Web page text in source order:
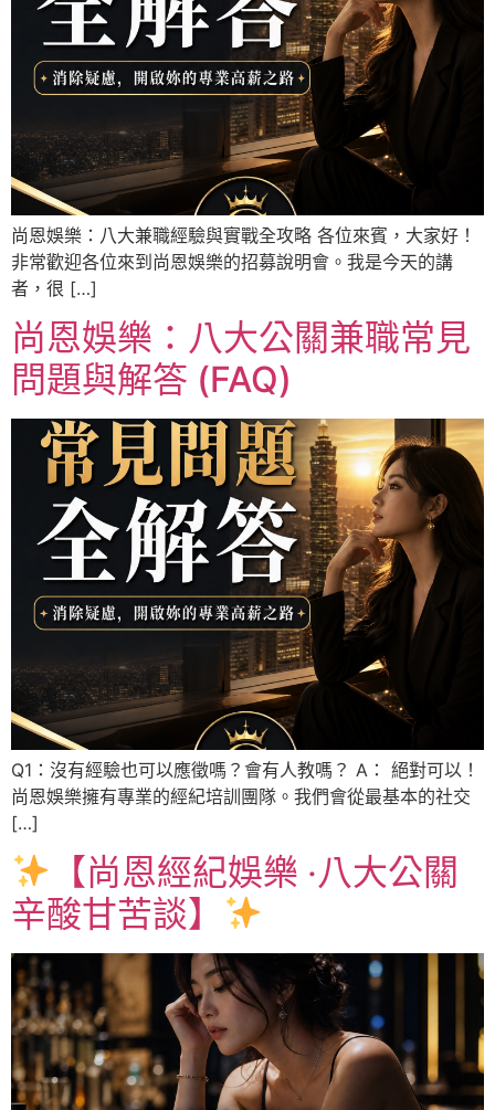
尚恩娛樂：八大兼職經驗與實戰全攻略 各位來賓，大家好！
非常歡迎各位來到尚恩娛樂的招募說明會。我是今天的講
者，很 […]
尚恩娛樂：八大公關兼職常見
問題與解答 (FAQ)
Q1：沒有經驗也可以應徵嗎？會有人教嗎？ A： 絕對可以！
尚恩娛樂擁有專業的經紀培訓團隊。我們會從最基本的社交
[…]
【尚恩經紀娛樂 ‧八大公關
辛酸甘苦談】